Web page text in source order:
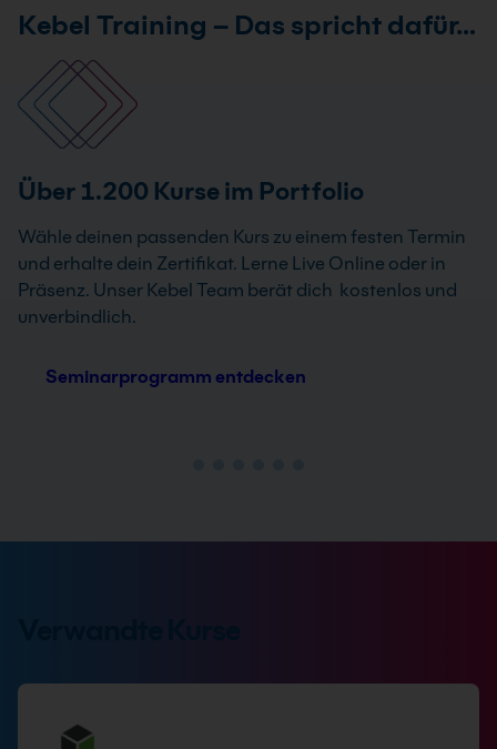
Kebel Training – Das spricht dafür…
Über 1.200 Kurse im Portfolio
Wähle deinen passenden Kurs zu einem festen Termin
und erhalte dein Zertifikat. Lerne Live Online oder in
Präsenz. Unser Kebel Team berät dich kostenlos und
unverbindlich.
Seminarprogramm entdecken